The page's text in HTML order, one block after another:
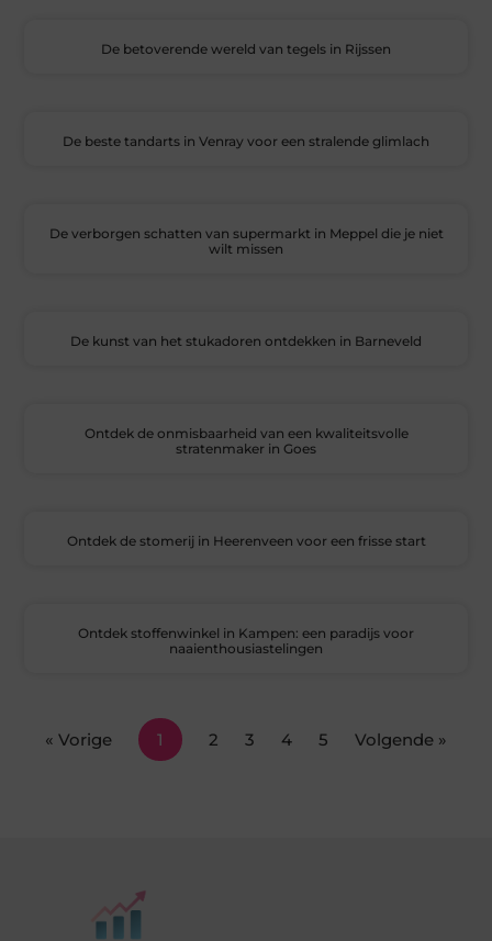
De betoverende wereld van tegels in Rijssen
De beste tandarts in Venray voor een stralende glimlach
De verborgen schatten van supermarkt in Meppel die je niet
wilt missen
De kunst van het stukadoren ontdekken in Barneveld
Ontdek de onmisbaarheid van een kwaliteitsvolle
stratenmaker in Goes
Ontdek de stomerij in Heerenveen voor een frisse start
Ontdek stoffenwinkel in Kampen: een paradijs voor
naaienthousiastelingen
« Vorige 1 2 3 4 5 Volgende »